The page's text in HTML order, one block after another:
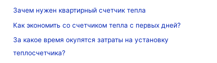
Зачем нужен квартирный счетчик тепла
Как экономить со счетчиком тепла с первых дней?
За какое время окупятся затраты на установку
теплосчетчика?